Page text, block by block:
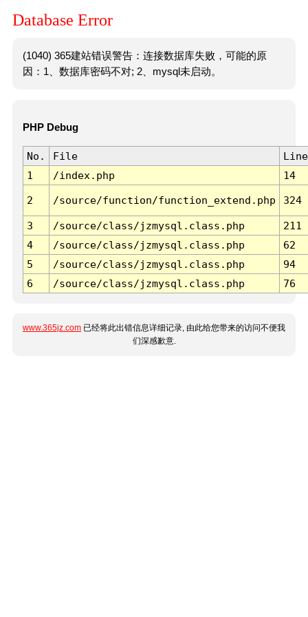
Database Error
(1040) 365建站错误警告：连接数据库失败，可能的原
因：1、数据库密码不对; 2、mysql未启动。
PHP Debug
No. File
Line
1
/index.php 14
2 /source/function/function_extend.php 324
3 /source/class/jzmysql.class.php
211
4
/source/class/jzmysql.class.php
62
5
/source/class/jzmysql.class.php
94
6
/source/class/jzmysql.class.php 76
www.365jz.com 已经将此出错信息详细记录, 由此给您带来的访问不便我
们深感歉意.